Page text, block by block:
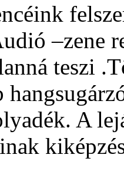
–zene
teszi
A